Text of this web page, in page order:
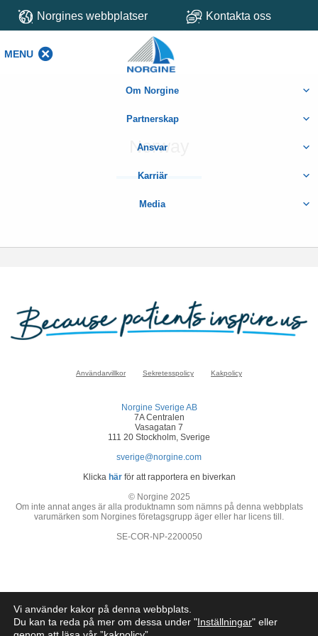
Norgines webbplatser Kontakta oss
MENU
Om Norgine
Partnerskap
Ansvar
Karriär
Media
Norway
Användarvillkor Sekretesspolicy Kakpolicy
Norgine Sverige AB
7A Centralen
Vasagatan 7
111 20 Stockholm, Sverige
sverige@norgine.com
Klicka härför att rapportera en biverkan
© Norgine 2025
Om inte annat anges är alla produktnamn som nämns på denna webbplats
varumärken som Norgines företagsgrupp äger eller har licens till.
SE-COR-NP-2200050
Vi använder kakor på denna webbplats.
Du kan ta reda på mer om dessa under "Inställningar" eller